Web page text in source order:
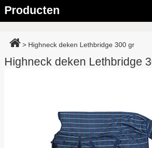
Producten
> Highneck deken Lethbridge 300 gr
Highneck deken Lethbridge